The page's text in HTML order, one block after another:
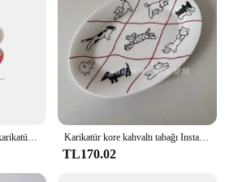
Karikatür kore kahvaltı tabağı Instagram tarzı sevimli çizgi kedi köpek seramik Oval tabak ev tatlı sofra porselen yemek seti
TL170.02